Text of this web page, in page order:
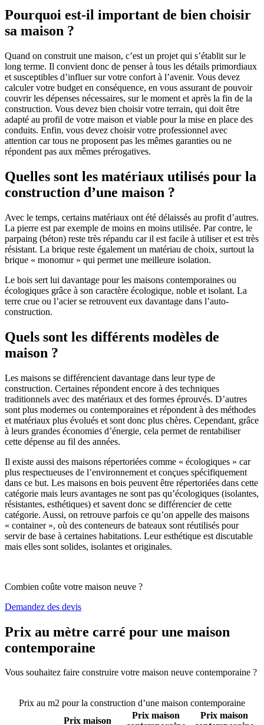
Pourquoi est-il important de bien choisir
sa maison ?
Quand on construit une maison, c’est un projet qui s’établit sur le
long terme. Il convient donc de penser à tous les détails primordiaux
et susceptibles d’influer sur votre confort à l’avenir. Vous devez
calculer votre budget en conséquence, en vous assurant de pouvoir
couvrir les dépenses nécessaires, sur le moment et après la fin de la
construction. Vous devez bien choisir votre terrain, qui doit être
adapté au profil de votre maison et viable pour la mise en place des
conduits. Enfin, vous devez choisir votre professionnel avec
attention car tous ne proposent pas les mêmes garanties ou ne
répondent pas aux mêmes prérogatives.
Quelles sont les matériaux utilisés pour la
construction d’une maison ?
Avec le temps, certains matériaux ont été délaissés au profit d’autres.
La pierre est par exemple de moins en moins utilisée. Par contre, le
parpaing (béton) reste très répandu car il est facile à utiliser et est très
résistant. La brique reste également un matériau de choix, surtout la
brique « monomur » qui permet une meilleure isolation.
Le bois sert lui davantage pour les maisons contemporaines ou
écologiques grâce à son caractère écologique, noble et isolant. La
terre crue ou l’acier se retrouvent eux davantage dans l’auto-
construction.
Quels sont les différents modèles de
maison ?
Les maisons se différencient davantage dans leur type de
construction. Certaines répondent encore à des techniques
traditionnels avec des matériaux et des formes éprouvés. D’autres
sont plus modernes ou contemporaines et répondent à des méthodes
et matériaux plus évolués et sont donc plus chères. Cependant, grâce
à leurs grandes économies d’énergie, cela permet de rentabiliser
cette dépense au fil des années.
Il existe aussi des maisons répertoriées comme « écologiques » car
plus respectueuses de l’environnement et conçues spécifiquement
dans ce but. Les maisons en bois peuvent être répertoriées dans cette
catégorie mais leurs avantages ne sont pas qu’écologiques (isolantes,
résistantes, esthétiques) et savent donc se différencier de cette
catégorie. Aussi, on retrouve parfois ce qu’on appelle des maisons
« container », où des conteneurs de bateaux sont réutilisés pour
servir de base à certaines habitations. Leur esthétique est discutable
mais elles sont solides, isolantes et originales.
Combien coûte votre maison neuve ?
Demandez des devis
Prix au mètre carré pour une maison
contemporaine
Vous souhaitez faire construire votre maison neuve contemporaine ?
Prix au m2 pour la construction d’une maison contemporaine
Prix maison
Prix maison
Prix maison